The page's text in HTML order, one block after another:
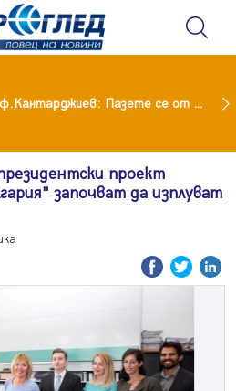
Проф.Кантарджиев: Пазете се от комарите и полово предаваните инфекции
проект
започват да изплуват